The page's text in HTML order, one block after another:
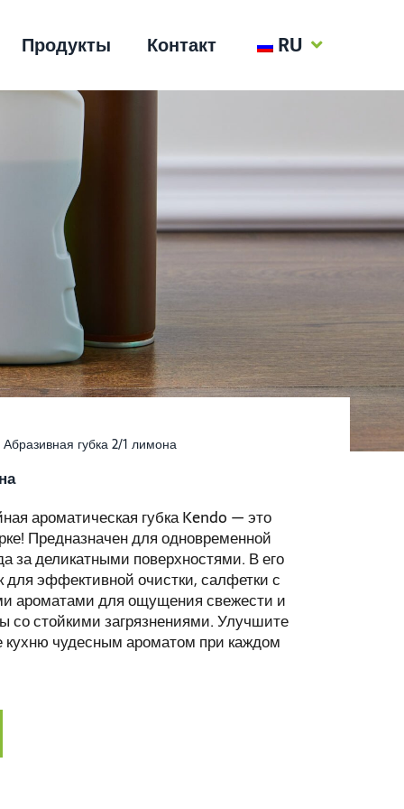
Продукты Контакт RU
Абразивная губка 2/1 лимона
ароматическая губка Kendo — это
Предназначен для одновременной
за деликатными поверхностями. В его
для эффективной очистки, салфетки с
ароматами для ощущения свежести и
со стойкими загрязнениями. Улучшите
кухню чудесным ароматом при каждом